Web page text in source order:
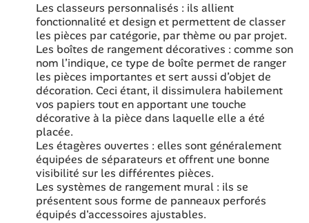
Les classeurs personnalisés : ils allient
fonctionnalité et design et permettent de classer
les pièces par catégorie, par thème ou par projet.
Les boîtes de rangement décoratives : comme son
nom l’indique, ce type de boîte permet de ranger
les pièces importantes et sert aussi d’objet de
décoration. Ceci étant, il dissimulera habilement
vos papiers tout en apportant une touche
décorative à la pièce dans laquelle elle a été
placée.
Les étagères ouvertes : elles sont généralement
équipées de séparateurs et offrent une bonne
visibilité sur les différentes pièces.
Les systèmes de rangement mural : ils se
présentent sous forme de panneaux perforés
équipés d'accessoires ajustables.